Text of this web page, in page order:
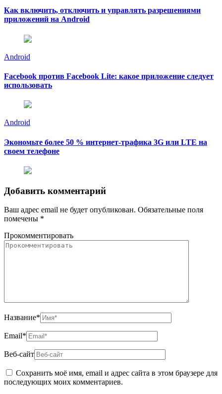
Как включить, отключить и управлять разрешениями
приложений на Android
Android
Facebook против Facebook Lite: какое приложение следует
использовать
Android
Экономьте более 50 % интернет-трафика 3G или LTE на
своем телефоне
Добавить комментарий
Ваш адрес email не будет опубликован. Обязательные поля
помечены *
Прокомментировать
Название*
Email*
Веб-сайт
Сохранить моё имя, email и адрес сайта в этом браузере для
последующих моих комментариев.